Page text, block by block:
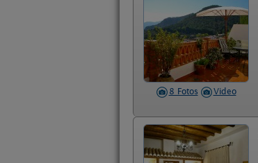
8 Fotos Video